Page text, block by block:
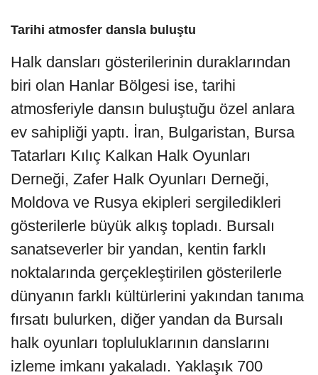
Tarihi atmosfer dansla buluştu
Halk dansları gösterilerinin duraklarından
biri olan Hanlar Bölgesi ise, tarihi
atmosferiyle dansın buluştuğu özel anlara
ev sahipliği yaptı. İran, Bulgaristan, Bursa
Tatarları Kılıç Kalkan Halk Oyunları
Derneği, Zafer Halk Oyunları Derneği,
Moldova ve Rusya ekipleri sergiledikleri
gösterilerle büyük alkış topladı. Bursalı
sanatseverler bir yandan, kentin farklı
noktalarında gerçekleştirilen gösterilerle
dünyanın farklı kültürlerini yakından tanıma
fırsatı bulurken, diğer yandan da Bursalı
halk oyunları topluluklarının danslarını
izleme imkanı yakaladı. Yaklaşık 700